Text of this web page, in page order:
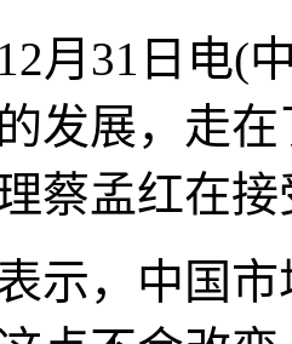
12月31日电(
发展，走
蔡孟红在
，中国市